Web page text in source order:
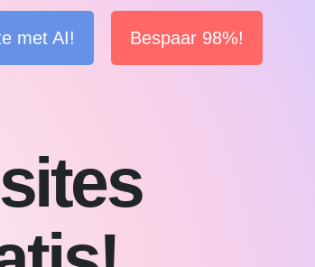
met AI! Bespaar 98%!